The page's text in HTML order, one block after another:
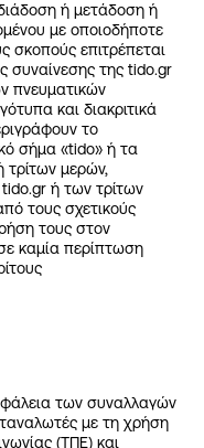
ή μετάδοση ή
με οποιοδήποτε
σκοπούς επιτρέπεται
συναίνεσης της tido.gr
πνευματικών
και διακριτικά
το
σήμα «tido» ή τα
τρίτων μερών,
tido.gr ή των τρίτων
τους σχετικούς
τους στον
καμία περίπτωση
των συναλλαγών
με τη χρήση
(ΤΠΕ) και